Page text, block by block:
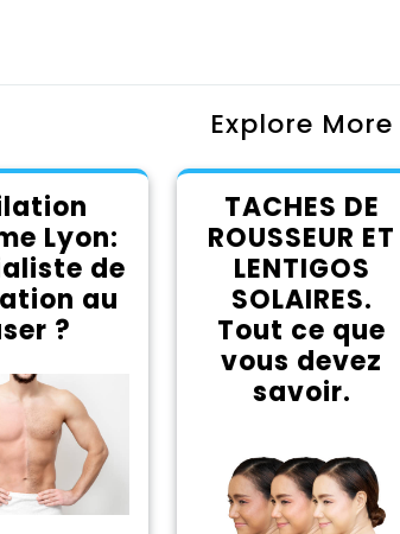
Explore More
Lyon:
de
au
?
TACHES DE
ROUSSEUR ET
LENTIGOS
SOLAIRES.
Tout ce que
vous devez
savoir.